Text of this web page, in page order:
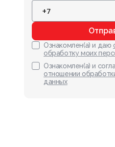
Ознакомлен(а) и даю
обработку моих
Ознакомлен(а) и
отношении
данных